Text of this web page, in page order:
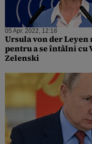
05 Apr. 2022, 12:18
Ursula von der Leyen
pentru a se întâlni cu
Zelenski